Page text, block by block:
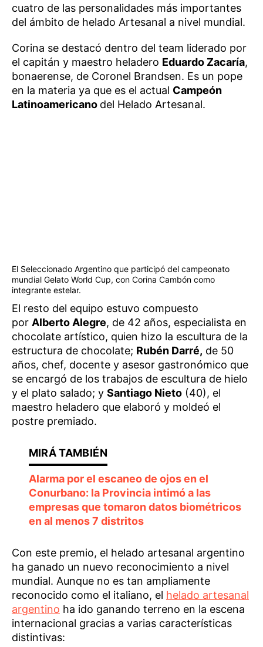
cuatro de las personalidades más importantes
del ámbito de helado Artesanal a nivel mundial.
Corina se destacó dentro del team liderado por
el capitán y maestro heladero Eduardo Zacaría,
bonaerense, de Coronel Brandsen. Es un pope
en la materia ya que es el actual Campeón
Latinoamericano del Helado Artesanal.
El Seleccionado Argentino que participó del campeonato
mundial Gelato World Cup, con Corina Cambón como
integrante estelar.
El resto del equipo estuvo compuesto
por Alberto Alegre, de 42 años, especialista en
chocolate artístico, quien hizo la escultura de la
estructura de chocolate; Rubén Darré, de 50
años, chef, docente y asesor gastronómico que
se encargó de los trabajos de escultura de hielo
y el plato salado; y Santiago Nieto (40), el
maestro heladero que elaboró y moldeó el
postre premiado.
Alarma por el escaneo de ojos en el
Conurbano: la Provincia intimó a las
empresas que tomaron datos biométricos
en al menos 7 distritos
Con este premio, el helado artesanal argentino
ha ganado un nuevo reconocimiento a nivel
mundial. Aunque no es tan ampliamente
reconocido como el italiano, el helado artesanal
argentino ha ido ganando terreno en la escena
internacional gracias a varias características
distintivas: